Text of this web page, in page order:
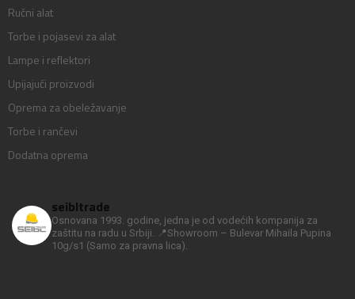
Ručni alat
Torbe i pojasevi za alat
Lampe i reflektori
Upijajući proizvodi
Oprema za obeležavanje
Torbe i rančevi
Dodatna oprema
seibltrade
Osnovana 1993. godine, jedna je od vodećih kompanija za
zaštitu na radu u Srbiji.
📍Showroom – Bulevar Mihaila Pupina
10g/s1 (Samo za pravna lica).